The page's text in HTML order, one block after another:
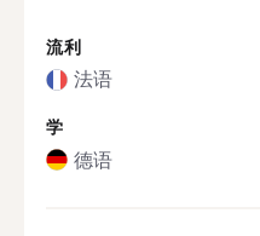
流利
法语
学
德语